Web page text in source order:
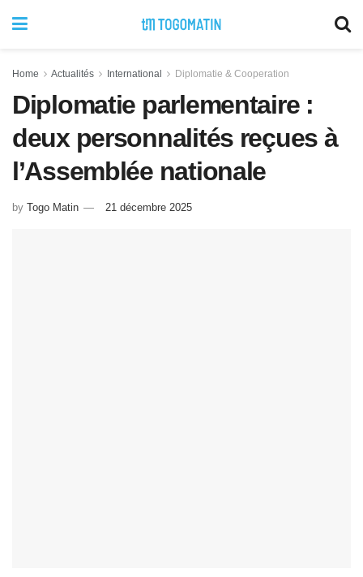
Home Actualités International Diplomatie & Cooperation
Diplomatie parlementaire :
deux personnalités reçues à
l’Assemblée nationale
by Togo Matin 21 décembre 2025